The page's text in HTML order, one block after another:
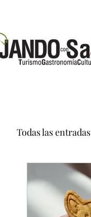
Todas las entradas